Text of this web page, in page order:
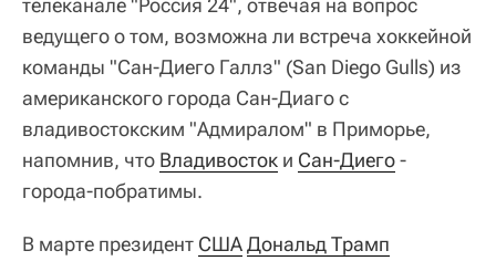
ведущего о том, возможна ли встреча хоккейной
команды "Сан-Диего Галлз" (San Diego Gulls) из
американского города Сан-Диаго с
владивостокским "Адмиралом" в Приморье,
напомнив, что Владивосток и Сан-Диего-
города-побратимы.
В марте президент СШАДональд Трамп